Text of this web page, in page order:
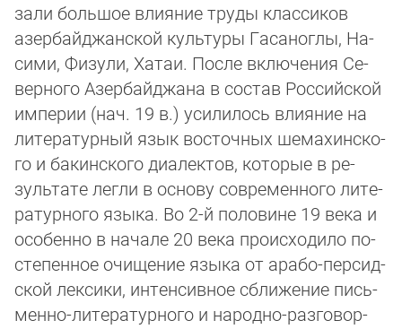
за­ли боль­шое влия­ние тру­ды клас­си­ков
азербайджанской куль­ту­ры Га­сан­ог­лы, На­
си­ми, Фи­зу­ли, Ха­таи. По­сле вклю­че­ния Се­
вер­но­го Азер­бай­джа­на в со­став Российской
им­пе­рии (нач. 19 в.) уси­ли­лось влия­ние на
литературный язык вос­точ­ных ше­ма­хин­ско­
го и ба­кин­ско­го диа­лек­тов, ко­то­рые в ре­
зуль­та­те лег­ли в ос­но­ву современного ли­те­
ратурного язы­ка. Во 2-й половине 19 века и
осо­бен­но в начале 20 века про­ис­хо­ди­ло по­
сте­пен­ное очи­ще­ние язы­ка от ара­бо-пер­сид­
ской лек­си­ки, ин­тен­сив­ное сбли­же­ние пись­
мен­но-лите­ра­тур­ного и на­род­но-раз­го­вор­